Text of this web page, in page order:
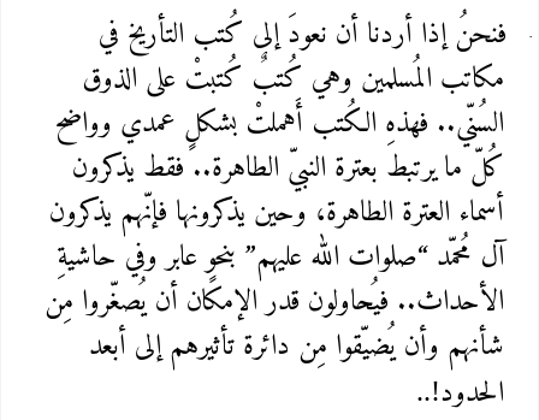
فنحنُ إذا أردنا أن نعودَ إلى كُتب التأريخ في
مكاتب المُسلمين وهي كُتبٌ كُتبتْ على الذوق
السُنّي.. فهذهِ الكُتب أَهملتْ بشكلٍ عمدي وواضح
كُلّ ما يرتبط بعترة النبيّ الطاهرة.. فقط يذكرون
أسماء العترة الطاهرة، وحين يذكرونها فإنّهم يذكرون
آل مُحمّد “صلوات الله عليهم” بنحوٍ عابر وفي حاشيةِ
الأحداث.. فيُحاولون قدر الإمكان أن يُصغّروا مِن
شأنهم وأن يُضيّقوا مِن دائرة تأثيرهم إلى أبعد
الحدود..!